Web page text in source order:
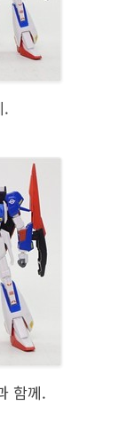
.
함께.